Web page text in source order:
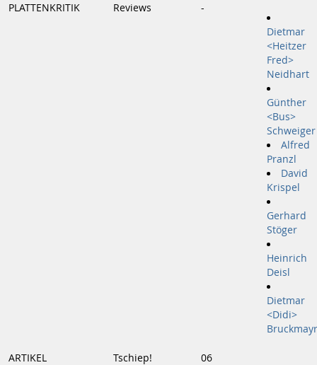
PLATTENKRITIK
Reviews
-
Dietmar
<Heitzer
Fred>
Neidhart
Günther
<Bus>
Schweiger
Alfred
Pranzl
David
Krispel
Gerhard
Stöger
Heinrich
Deisl
Dietmar
<Didi>
Bruckmayr
ARTIKEL
Tschiep!
06